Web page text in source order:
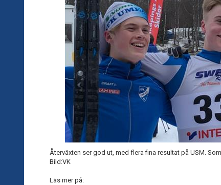
Återväxten ser god ut, med flera fina resultat på USM.
Bild:VK
Läs mer på: